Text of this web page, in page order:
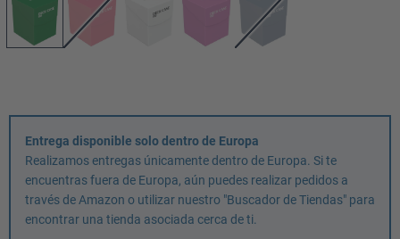
Entrega disponible solo dentro de Europa
Realizamos entregas únicamente dentro de Europa. Si te
encuentras fuera de Europa, aún puedes realizar pedidos a
través de Amazon o utilizar nuestro "Buscador de Tiendas" para
encontrar una tienda asociada cerca de ti.